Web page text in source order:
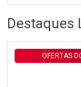
Laboratório
Por
Destaques
OFERTAS